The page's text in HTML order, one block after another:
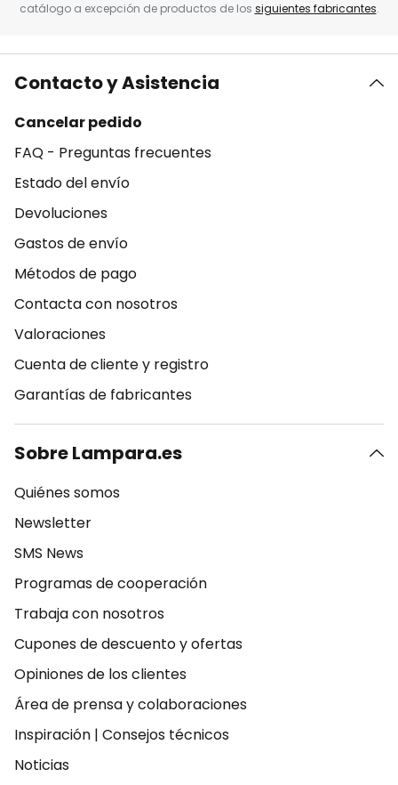
catálogo a excepción de productos de los siguientes fabricantes.
Contacto y Asistencia
Cancelar pedido
FAQ - Preguntas frecuentes
Estado del envío
Devoluciones
Gastos de envío
Métodos de pago
Contacta con nosotros
Valoraciones
Cuenta de cliente y registro
Garantías de fabricantes
Sobre Lampara.es
Quiénes somos
Newsletter
SMS News
Programas de cooperación
Trabaja con nosotros
Cupones de descuento y ofertas
Opiniones de los clientes
Área de prensa y colaboraciones
Inspiración | Consejos técnicos
Noticias